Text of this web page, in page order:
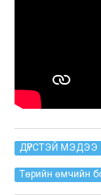
ДҮРСТЭЙ МЭДЭЭ
Төрийн өмчийн